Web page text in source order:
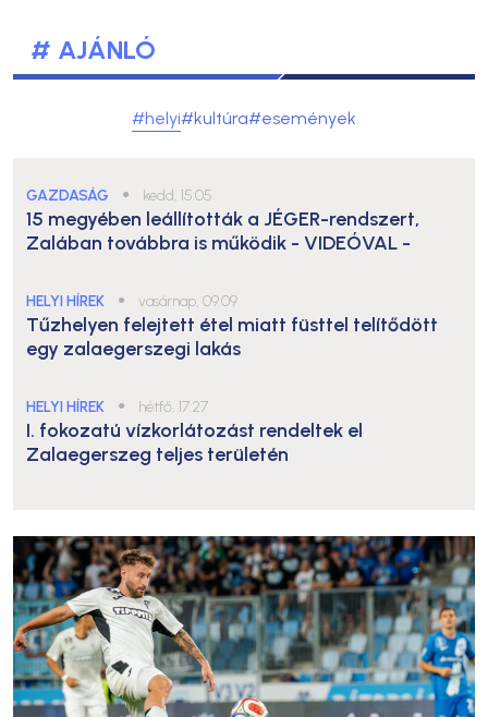
# AJÁNLÓ
#helyi#kultúra#események
GAZDASÁG ● kedd, 15:05
15 megyében leállították a JÉGER-rendszert,
Zalában továbbra is működik - VIDEÓVAL -
HELYI HÍREK ● vasárnap, 09:09
Tűzhelyen felejtett étel miatt füsttel telítődött
egy zalaegerszegi lakás
HELYI HÍREK ● hétfő, 17:27
I. fokozatú vízkorlátozást rendeltek el
Zalaegerszeg teljes területén